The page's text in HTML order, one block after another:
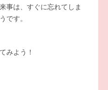
事は、すぐに忘れてしま
です。
みよう！